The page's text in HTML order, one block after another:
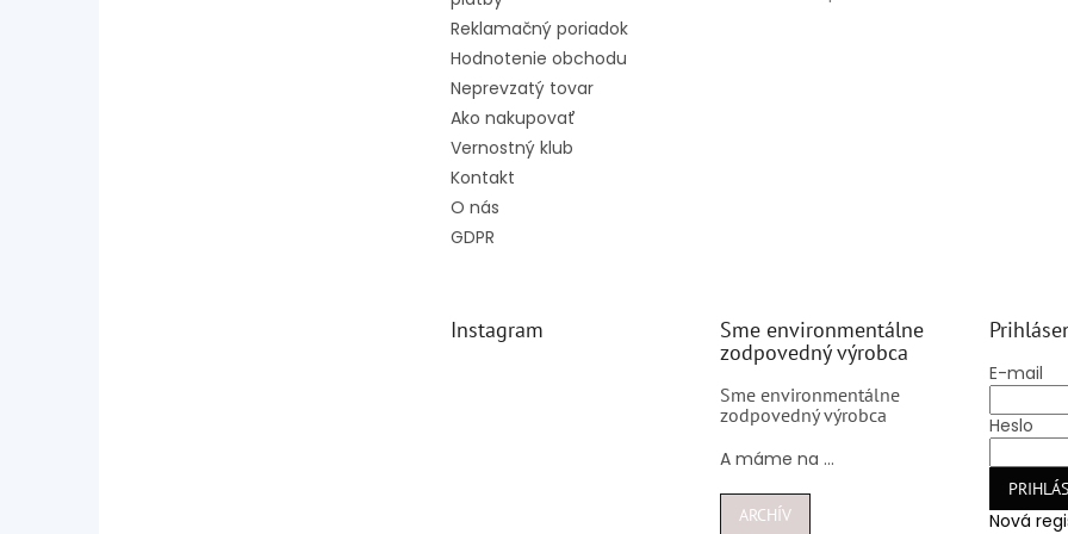
Reklamačný poriadok
Hodnotenie obchodu
Neprevzatý tovar
Ako nakupovať
Vernostný klub
Kontakt
O nás
GDPR
Instagram
Sme environmentálne
zodpovedný výrobca
Sme environmentálne
zodpovedný výrobca
A máme na ...
ARCHÍV
E-mail
Heslo
Nová